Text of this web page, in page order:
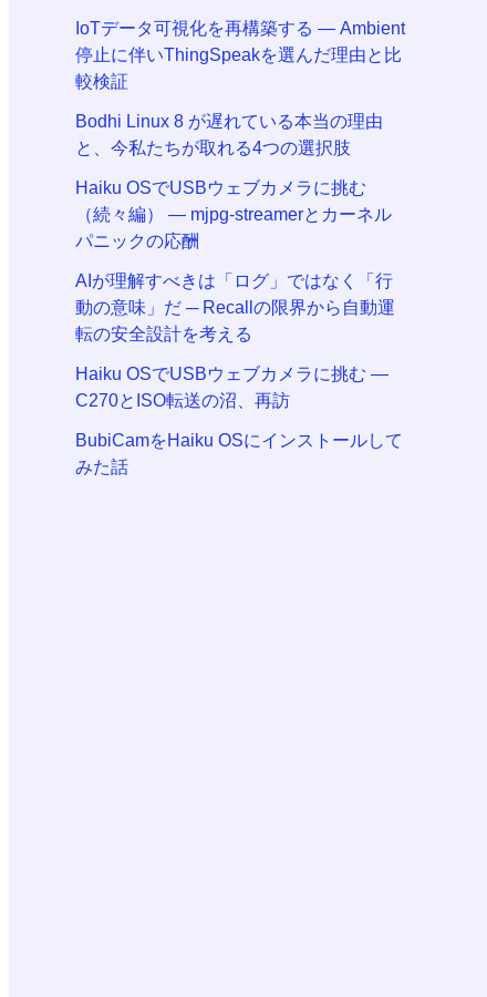
IoTデータ可視化を再構築する ― Ambient
停止に伴いThingSpeakを選んだ理由と比
較検証
Bodhi Linux 8 が遅れている本当の理由
と、今私たちが取れる4つの選択肢
Haiku OSでUSBウェブカメラに挑む
（続々編） — mjpg-streamerとカーネル
パニックの応酬
AIが理解すべきは「ログ」ではなく「行
動の意味」だ ─ Recallの限界から自動運
転の安全設計を考える
Haiku OSでUSBウェブカメラに挑む —
C270とISO転送の沼、再訪
BubiCamをHaiku OSにインストールして
みた話